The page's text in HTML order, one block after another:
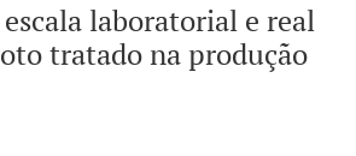
laboratorial e real
tratado na produção